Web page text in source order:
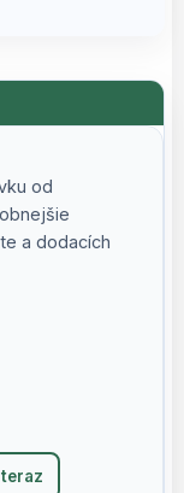
od
a dodacích